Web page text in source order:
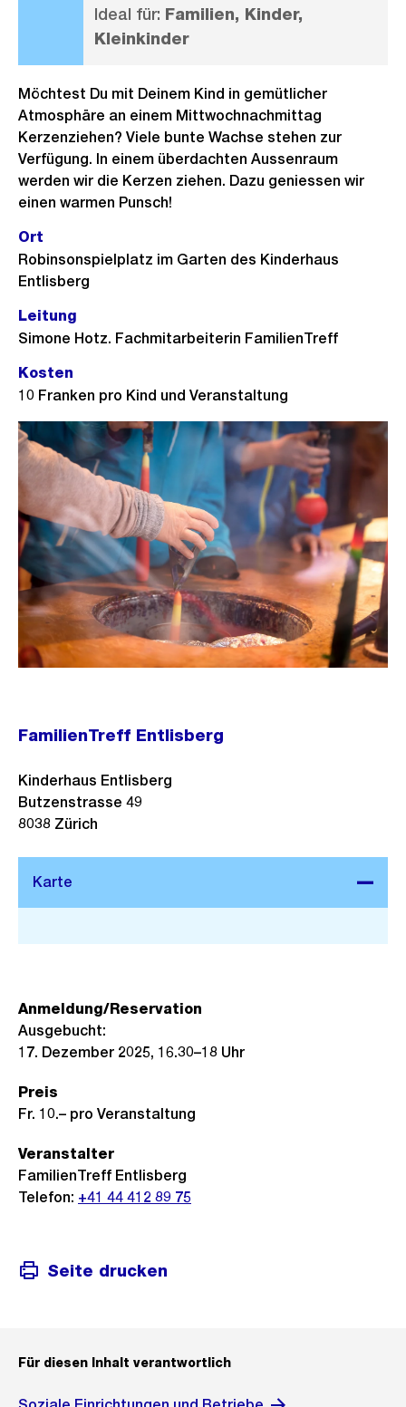
Ideal für: Familien, Kinder,
Kleinkinder
Möchtest Du mit Deinem Kind in gemütlicher
Atmosphäre an einem Mittwochnachmittag
Kerzenziehen? Viele bunte Wachse stehen zur
Verfügung. In einem überdachten Aussenraum
werden wir die Kerzen ziehen. Dazu geniessen wir
einen warmen Punsch!
Ort
Robinsonspielplatz im Garten des Kinderhaus
Entlisberg
Leitung
Simone Hotz. Fachmitarbeiterin FamilienTreff
Kosten
10 Franken pro Kind und Veranstaltung
FamilienTreff Entlisberg
Stadtplan 3D
Kinderhaus Entlisberg
Butzenstrasse 49
8038 Zürich
Anmeldung/Reservation
Ausgebucht:
17. Dezember 2025, 16.30–18 Uhr
Preis
Fr. 10.– pro Veranstaltung
Veranstalter
FamilienTreff Entlisberg
Telefon: +41 44 412 89 75
Seite drucken
Für diesen Inhalt verantwortlich